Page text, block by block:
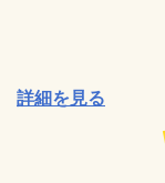
詳細を見る